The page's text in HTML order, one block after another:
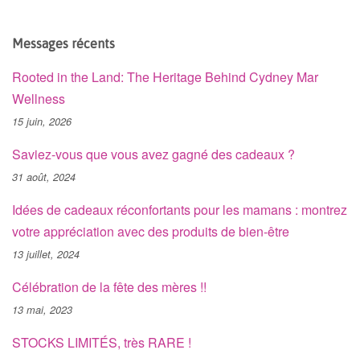
Messages récents
Rooted in the Land: The Heritage Behind Cydney Mar
Wellness
15 juin, 2026
Saviez-vous que vous avez gagné des cadeaux ?
31 août, 2024
Idées de cadeaux réconfortants pour les mamans : montrez
votre appréciation avec des produits de bien-être
13 juillet, 2024
Célébration de la fête des mères !!
13 mai, 2023
STOCKS LIMITÉS, très RARE !